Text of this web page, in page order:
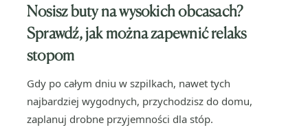
Nosisz buty na wysokich obcasach?
Sprawdź, jak można zapewnić relaks
stopom
Gdy po całym dniu w szpilkach, nawet tych
najbardziej wygodnych, przychodzisz do domu,
zaplanuj drobne przyjemności dla stóp.